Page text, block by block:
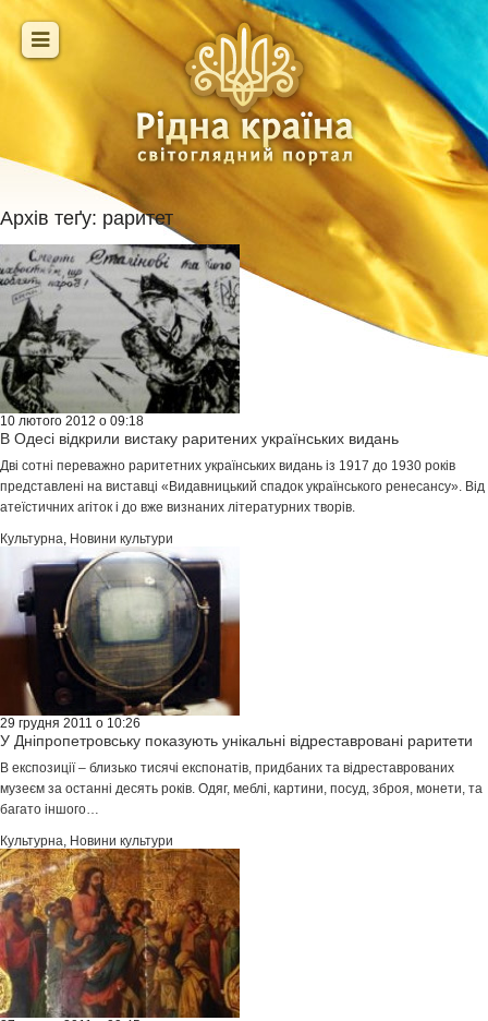
Архів теґу: раритет
10 лютого 2012 о 09:18
В Одесі відкрили вистаку раритених українських видань
Дві сотні переважно раритетних українських видань із 1917 до 1930 років
представлені на виставці «Видавницький спадок українського ренесансу». Від
атеїстичних агіток і до вже визнаних літературних творів.
Культурна, Новини культури
29 грудня 2011 о 10:26
У Дніпропетровську показують унікальні відреставровані раритети
В експозиції – близько тисячі експонатів, придбаних та відреставрованих
музеєм за останні десять років. Одяг, меблі, картини, посуд, зброя, монети, та
багато іншого…
Культурна, Новини культури